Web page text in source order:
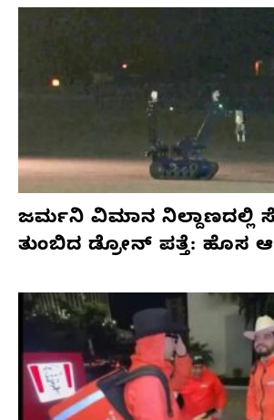
ಜರ್ಮನಿ ವಿಮಾನ ನಿಲ್ದಾಣದಲ್ಲಿ
ತುಂಬಿದ ಡ್ರೋನ್ ಪತ್ತೆ: ಹೊಸ